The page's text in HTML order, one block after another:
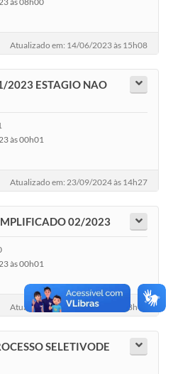
Atualizado em: 14/06/2023 às 15h08
2023 ESTAGIO NAO
às 00h01
Atualizado em: 23/09/2024 às 14h27
02/2023
às 00h01
Atualizado em: 12/05/2023 às 08h46
SELETIVODE